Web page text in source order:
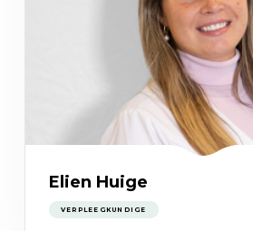
Elien Huige
VERPLEEGKUNDIGE